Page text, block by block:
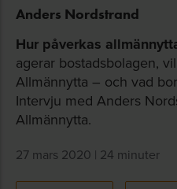
Anders Nordstrand
Hur påverkas
agerar bostadsbolagen,
Allmännytta – och vad
Intervju med Anders
Allmännytta.
27 mars 2020 | 24 minuter